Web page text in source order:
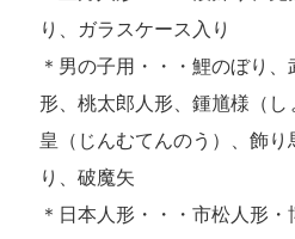
り、ガラスケース入り
＊男の子用・・・鯉のぼり、
形、桃太郎人形、鍾馗様（
皇（じんむてんのう）、飾
り、破魔矢
＊日本人形・・・市松人形・